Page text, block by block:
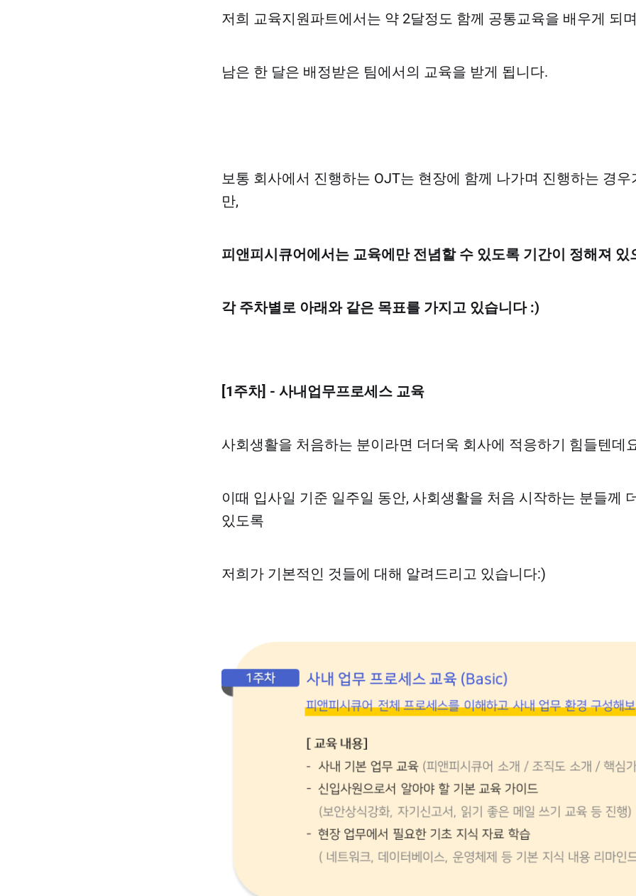
저희 교육지원파트에서는 약 2달정도 함께 공통교육을 배우게 되
남은 한 달은 배정받은 팀에서의 교육을 받게 됩니다.
보통 회사에서 진행하는 OJT는 현장에 함께 나가며 진행하는 경
만,
피앤피시큐어에서는 교육에만 전념할 수 있도록 기간이 정해져 있
각 주차별로 아래와 같은 목표를 가지고 있습니다 :)
[1주차] - 사내업무프로세스 교육
사회생활을 처음하는 분이라면 더더욱 회사에 적응하기 힘들텐데
이때 입사일 기준 일주일 동안, 사회생활을 처음 시작하는 분들께
있도록
저희가 기본적인 것들에 대해 알려드리고 있습니다:)